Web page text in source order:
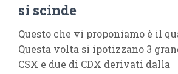
si scinde
Questo che vi proponiamo è il
Questa volta si ipotizzano 3
CSX e due di CDX derivati dalla